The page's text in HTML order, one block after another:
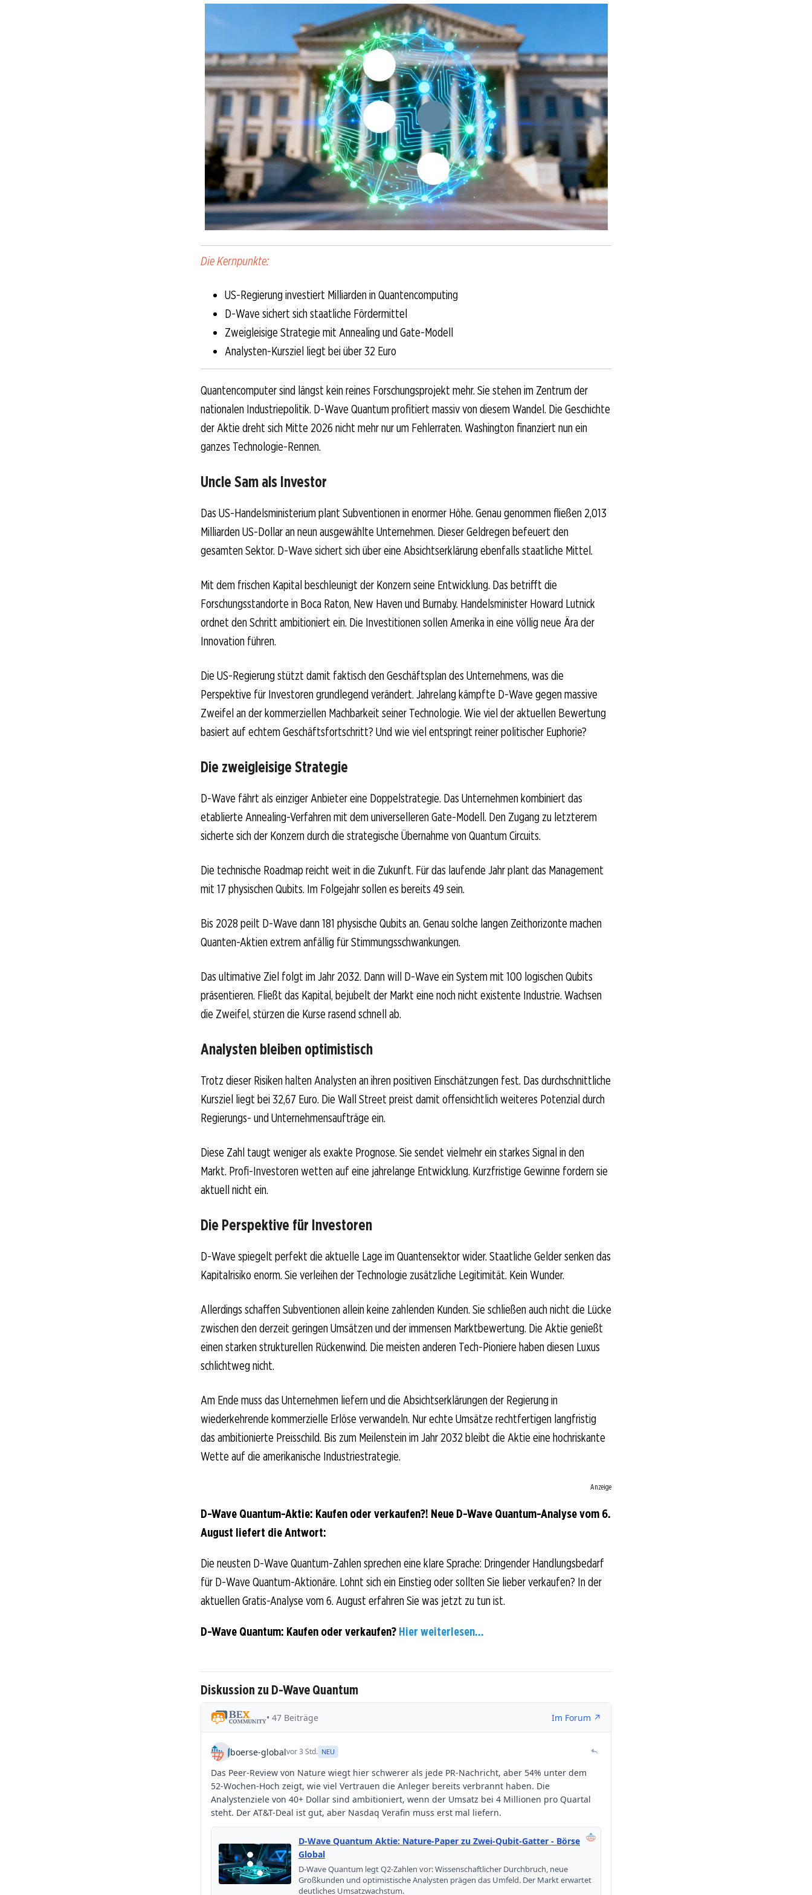
Die Kernpunkte:
US-Regierung investiert Milliarden in Quantencomputing
D-Wave sichert sich staatliche Fördermittel
Zweigleisige Strategie mit Annealing und Gate-Modell
Analysten-Kursziel liegt bei über 32 Euro
Quantencomputer sind längst kein reines Forschungsprojekt mehr. Sie stehen im Zentrum der
nationalen Industriepolitik. D-Wave Quantum profitiert massiv von diesem Wandel. Die Geschichte
der Aktie dreht sich Mitte 2026 nicht mehr nur um Fehlerraten. Washington finanziert nun ein
ganzes Technologie-Rennen.
Uncle Sam als Investor
Das US-Handelsministerium plant Subventionen in enormer Höhe. Genau genommen fließen 2,013
Milliarden US-Dollar an neun ausgewählte Unternehmen. Dieser Geldregen befeuert den
gesamten Sektor. D-Wave sichert sich über eine Absichtserklärung ebenfalls staatliche Mittel.
Mit dem frischen Kapital beschleunigt der Konzern seine Entwicklung. Das betrifft die
Forschungsstandorte in Boca Raton, New Haven und Burnaby. Handelsminister Howard Lutnick
ordnet den Schritt ambitioniert ein. Die Investitionen sollen Amerika in eine völlig neue Ära der
Innovation führen.
Die US-Regierung stützt damit faktisch den Geschäftsplan des Unternehmens, was die
Perspektive für Investoren grundlegend verändert. Jahrelang kämpfte D-Wave gegen massive
Zweifel an der kommerziellen Machbarkeit seiner Technologie. Wie viel der aktuellen Bewertung
basiert auf echtem Geschäftsfortschritt? Und wie viel entspringt reiner politischer Euphorie?
Die zweigleisige Strategie
D-Wave fährt als einziger Anbieter eine Doppelstrategie. Das Unternehmen kombiniert das
etablierte Annealing-Verfahren mit dem universelleren Gate-Modell. Den Zugang zu letzterem
sicherte sich der Konzern durch die strategische Übernahme von Quantum Circuits.
Die technische Roadmap reicht weit in die Zukunft. Für das laufende Jahr plant das Management
mit 17 physischen Qubits. Im Folgejahr sollen es bereits 49 sein.
Bis 2028 peilt D-Wave dann 181 physische Qubits an. Genau solche langen Zeithorizonte machen
Quanten-Aktien extrem anfällig für Stimmungsschwankungen.
Das ultimative Ziel folgt im Jahr 2032. Dann will D-Wave ein System mit 100 logischen Qubits
präsentieren. Fließt das Kapital, bejubelt der Markt eine noch nicht existente Industrie. Wachsen
die Zweifel, stürzen die Kurse rasend schnell ab.
Analysten bleiben optimistisch
Trotz dieser Risiken halten Analysten an ihren positiven Einschätzungen fest. Das durchschnittliche
Kursziel liegt bei 32,67 Euro. Die Wall Street preist damit offensichtlich weiteres Potenzial durch
Regierungs- und Unternehmensaufträge ein.
Diese Zahl taugt weniger als exakte Prognose. Sie sendet vielmehr ein starkes Signal in den
Markt. Profi-Investoren wetten auf eine jahrelange Entwicklung. Kurzfristige Gewinne fordern sie
aktuell nicht ein.
Die Perspektive für Investoren
D-Wave spiegelt perfekt die aktuelle Lage im Quantensektor wider. Staatliche Gelder senken das
Kapitalrisiko enorm. Sie verleihen der Technologie zusätzliche Legitimität. Kein Wunder.
Allerdings schaffen Subventionen allein keine zahlenden Kunden. Sie schließen auch nicht die Lücke
zwischen den derzeit geringen Umsätzen und der immensen Marktbewertung. Die Aktie genießt
einen starken strukturellen Rückenwind. Die meisten anderen Tech-Pioniere haben diesen Luxus
schlichtweg nicht.
Am Ende muss das Unternehmen liefern und die Absichtserklärungen der Regierung in
wiederkehrende kommerzielle Erlöse verwandeln. Nur echte Umsätze rechtfertigen langfristig
das ambitionierte Preisschild. Bis zum Meilenstein im Jahr 2032 bleibt die Aktie eine hochriskante
Wette auf die amerikanische Industriestrategie.
Anzeige
D-Wave Quantum-Aktie: Kaufen oder verkaufen?! Neue D-Wave Quantum-Analyse vom 6.
August liefert die Antwort:
Die neusten D-Wave Quantum-Zahlen sprechen eine klare Sprache: Dringender Handlungsbedarf
für D-Wave Quantum-Aktionäre. Lohnt sich ein Einstieg oder sollten Sie lieber verkaufen? In der
aktuellen Gratis-Analyse vom 6. August erfahren Sie was jetzt zu tun ist.
D-Wave Quantum: Kaufen oder verkaufen? Hier weiterlesen...
Diskussion zu D-Wave Quantum